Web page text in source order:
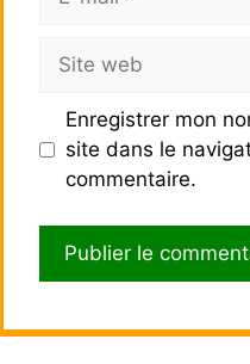
Site
web
Enregistrer mon
site dans le
commentaire.